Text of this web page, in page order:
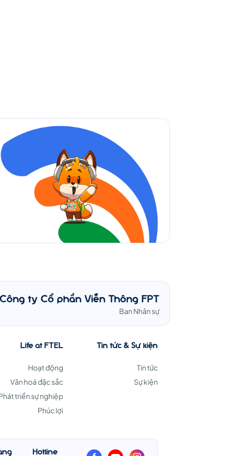
Công ty Cổ phần Viễn Thông FPT
Ban Nhân sự
Life at FTEL
Hoạt động
Văn hoá đặc sắc
triển sự nghiệp
Phúc lợi
Tin tức & Sự kiện
Tin tức
Sự kiện
Hotline